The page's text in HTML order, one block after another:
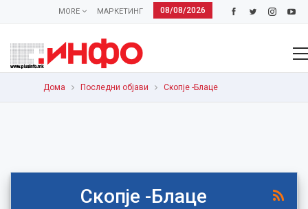
08/08/2026
МАРКЕТИНГ
MORE
Дома Последни објави Скопје -Блаце
Скопје -Блаце